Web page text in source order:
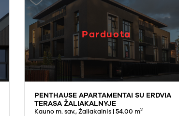
Parduota
PENTHAUSE APARTAMENTAI SU ERDVIA
TERASA ŽALIAKALNYJE
Kauno m. sav., Žaliakalnis | 54.00 m2